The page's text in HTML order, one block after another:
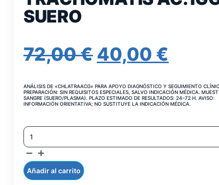
SUERO
72,00€ EL
ORIGINAL
72,00 €.
40,00 €
ANÁLISIS DE «CHLATRAACG» PARA APOYO DIAGNÓSTICO Y SEGUIMIENTO
PREPARACIÓN: SIN REQUISITOS ESPECIALES, SALVO INDICACIÓN MÉDICA.
SANGRE (SUERO/PLASMA). PLAZO ESTIMADO DE RESULTADOS: 24–72 H. AVISO:
INFORMACIÓN ORIENTATIVA; NO SUSTITUYE LA INDICACIÓN MÉDICA.
CHLAMYDIA
TRACHOMATIS
AC.
IGG
SUERO
CANTIDAD
Añadir al carrito